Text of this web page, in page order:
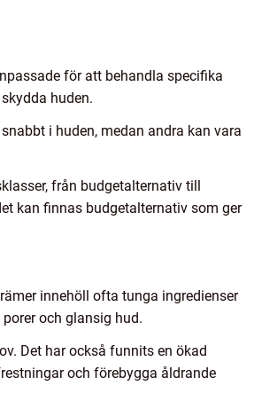
för att behandla specifika
huden.
i huden, medan andra kan vara
från budgetalternativ till
kan finnas budgetalternativ som ger
innehöll ofta tunga ingredienser
och glansig hud.
Det har också funnits en ökad
och förebygga åldrande